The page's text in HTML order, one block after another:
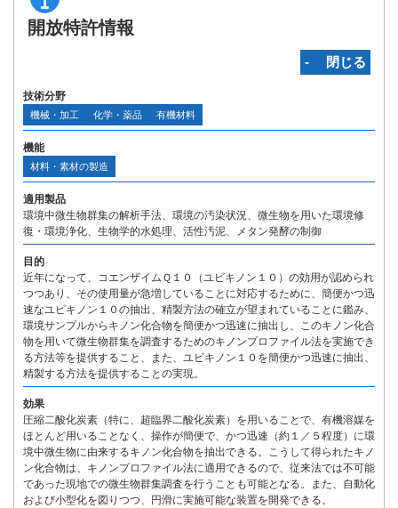
開放特許情報
‐ 閉じる
技術分野
機械・加工 化学・薬品 有機材料
機能
材料・素材の製造
適用製品
環境中微生物群集の解析手法、環境の汚染状況、微生物を用いた環境修
復・環境浄化、生物学的水処理、活性汚泥、メタン発酵の制御
目的
近年になって、コエンザイムＱ１０（ユビキノン１０）の効用が認められ
つつあり、その使用量が急増していることに対応するために、簡便かつ迅
速なユビキノン１０の抽出、精製方法の確立が望まれていることに鑑み、
環境サンプルからキノン化合物を簡便かつ迅速に抽出し、このキノン化合
物を用いて微生物群集を調査するためのキノンプロファイル法を実施でき
る方法等を提供すること、また、ユビキノン１０を簡便かつ迅速に抽出、
精製する方法を提供することの実現。
効果
圧縮二酸化炭素（特に、超臨界二酸化炭素）を用いることで、有機溶媒を
ほとんど用いることなく、操作が簡便で、かつ迅速（約１／５程度）に環
境中微生物に由来するキノン化合物を抽出できる。こうして得られたキノ
ン化合物は、キノンプロファイル法に適用できるので、従来法では不可能
であった現地での微生物群集調査を行うことも可能となる。また、自動化
および小型化を図りつつ、円滑に実施可能な装置を開発できる。